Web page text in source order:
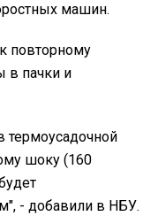
машин.
повторному
в пачки и
термоусадочной
шоку (160
- добавили в НБУ.